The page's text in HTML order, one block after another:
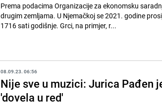
Prema podacima Organizacije za ekonomsku
drugim zemljama. U Njemačkoj se 2021. godine
1716 sati godišnje. Grci, na primjer, r...
08.09.23. 06:56
Nije sve u muzici: Jurica Pađen
'dovela u red'